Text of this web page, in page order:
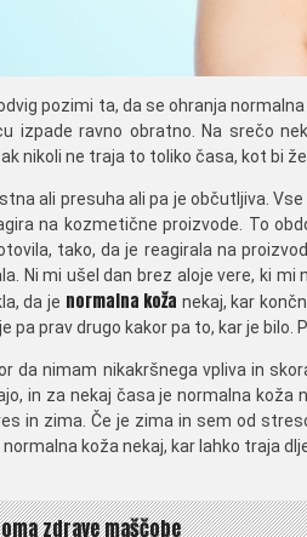
pozimi ta, da se ohranja
izpade ravno obratno. Na srečo
nikoli ne traja to toliko časa, kot bi
ali presuha ali pa je občutljiva.
na kozmetične proizvode. To
tako, da je reagirala na
Ni mi ušel dan brez aloje vere, ki
da je normalna koža nekaj, kar
pa prav drugo kakor pa to, kar je bilo.
da nimam nikakršnega vpliva in
in za nekaj časa je normalna
in zima. Če je zima in sem od
koža nekaj, kar lahko traja
zdrave maščobe